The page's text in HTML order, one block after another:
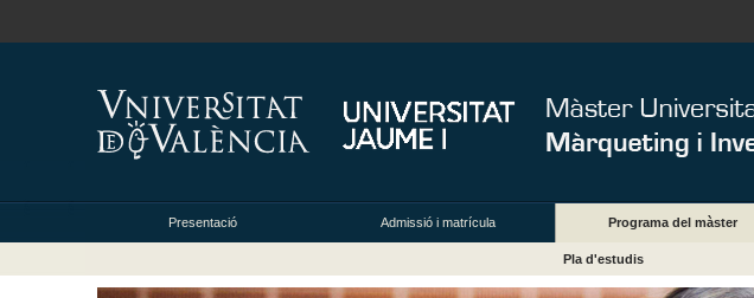
Presentació Admissió i matrícula Programa del màster
Pla d'estudis